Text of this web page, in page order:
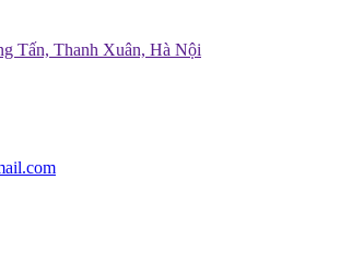
Tấn, Thanh Xuân, Hà Nội